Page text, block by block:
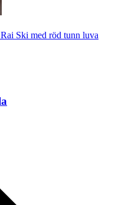
Ski med röd tunn luva